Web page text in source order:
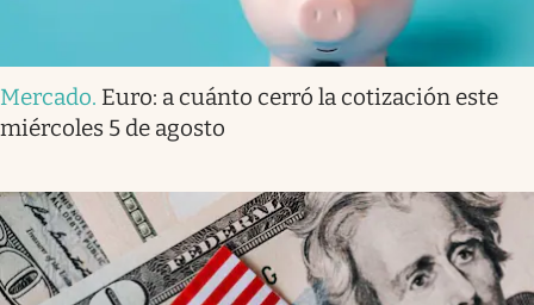
Mercado. Euro: a cuánto cerró la cotización este
miércoles 5 de agosto